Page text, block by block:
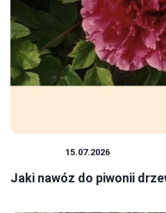
15.07.2026
Jaki nawóz do piwonii